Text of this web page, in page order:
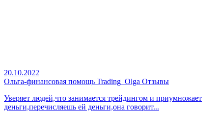
20.10.2022
Ольга-финансовая помощь Trading_Olga Отзывы
Уверяет людей,что занимается трейдингом и приумножает
деньги,перечисляешь ей деньги,она говорит...